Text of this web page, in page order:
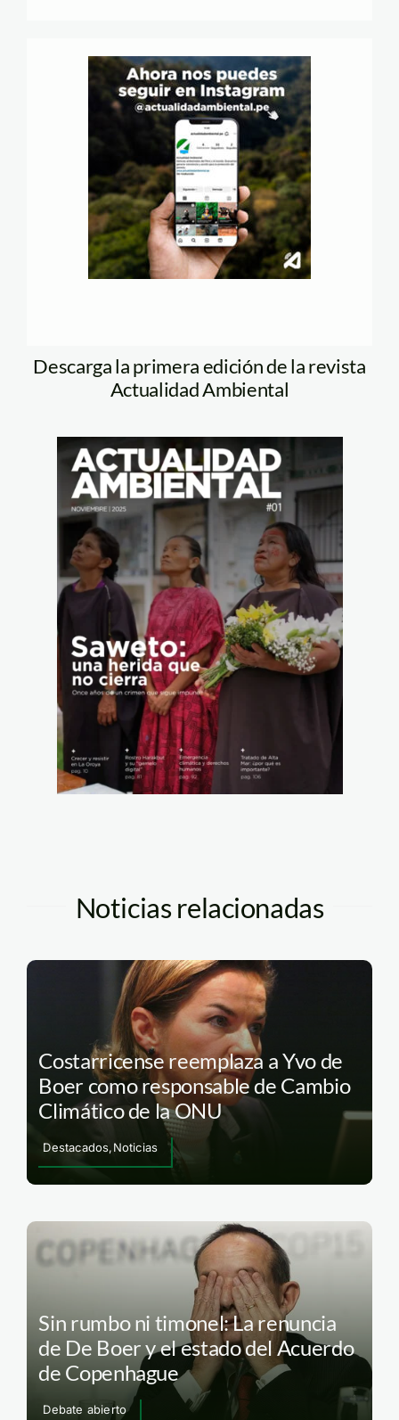
Descarga la primera edición de la revista
Actualidad Ambiental
Noticias relacionadas
Costarricense reemplaza a Yvo de
Boer como responsable de Cambio
Climático de la ONU
Destacados,Noticias
Sin rumbo ni timonel: La renuncia
de De Boer y el estado del Acuerdo
de Copenhague
Debate abierto